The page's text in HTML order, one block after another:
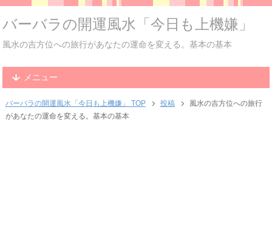
バーバラの開運風水「今日も上機嫌」
風水の吉方位への旅行があなたの運命を変える。基本の基本
メニュー
バーバラの開運風水「今日も上機嫌」 TOP 投稿
風水の吉方位への旅行
があなたの運命を変える。基本の基本